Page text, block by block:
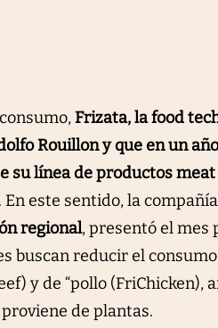
Frizata, la food
Rouillon y que en un
su línea de productos
este sentido, la
regional, presentó el mes
buscan reducir el
y de “pollo (FriChicken),
de plantas.